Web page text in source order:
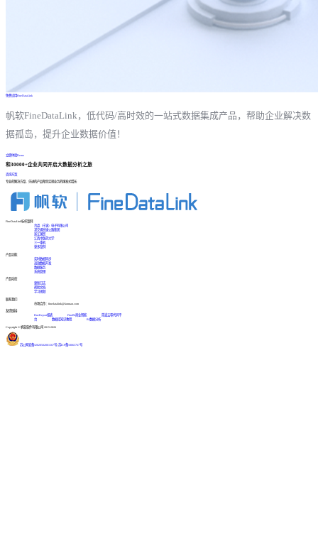
免费试用FineDataLink
帆软FineDataLink，低代码/高时效的一站式数据集成产品，帮助企业解决数
据孤岛，提升企业数据价值！
立即体验Demo
和30000+企业共同开启大数据分析之旅
咨询方案
专业的解决方案、先进的产品帮您实现业务的爆发式增长
FineDataLink标杆案例
台晶（宁波）电子有限公司
某交通高速公路集团
浙江国贸
江西中医药大学
三一重机
更多案例
产品功能
实时数据同步
高效数据开发
数据服务
系统管理
产品动态
更新日志
帮助文档
学习视频
联系我们
市场合作：finedatalink@fanruan.com
友情链接
FineReport报表
FineBI商业智能
简道云零代码平
台
数据库知识教程 BI数据分析
Copyright © 帆软软件有限公司 2015-2026
苏公网安备32020502001567号| 苏ICP备18065767号